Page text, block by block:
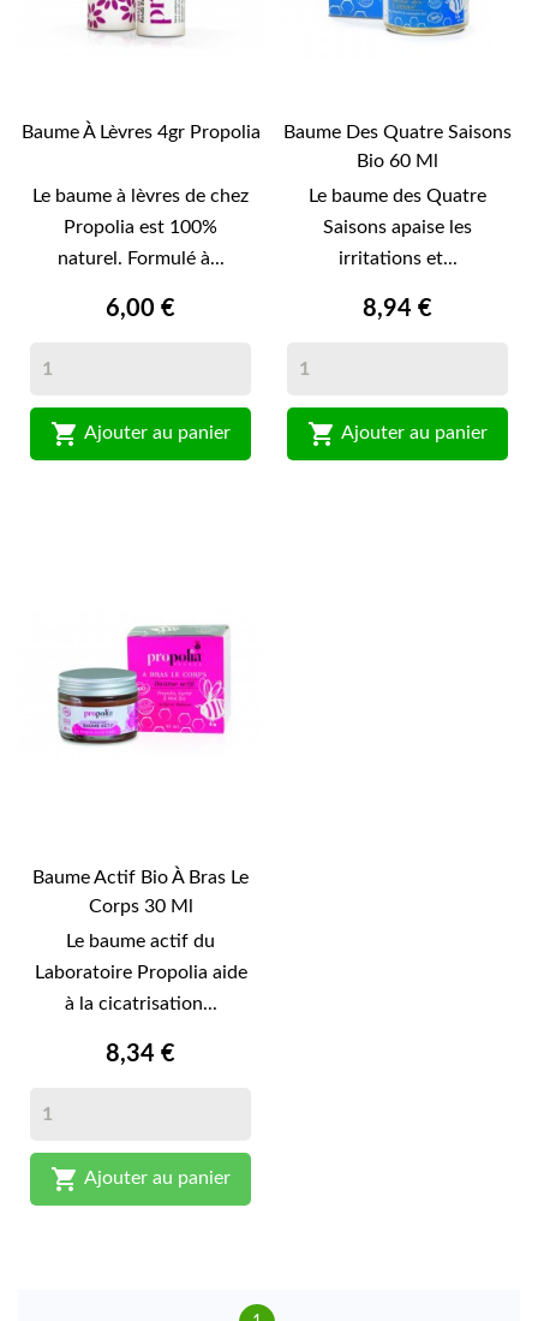
Baume À Lèvres 4gr Propolia
Le baume à lèvres de chez
Propolia est 100%
naturel. Formulé à...
6,00 €
 Ajouter au panier
Baume Des Quatre Saisons
Bio 60 Ml
Le baume des Quatre
Saisons apaise les
irritations et...
8,94 €
 Ajouter au panier
Baume Actif Bio À Bras Le
Corps 30 Ml
Le baume actif du
Laboratoire Propolia aide
à la cicatrisation...
8,34 €
 Ajouter au panier